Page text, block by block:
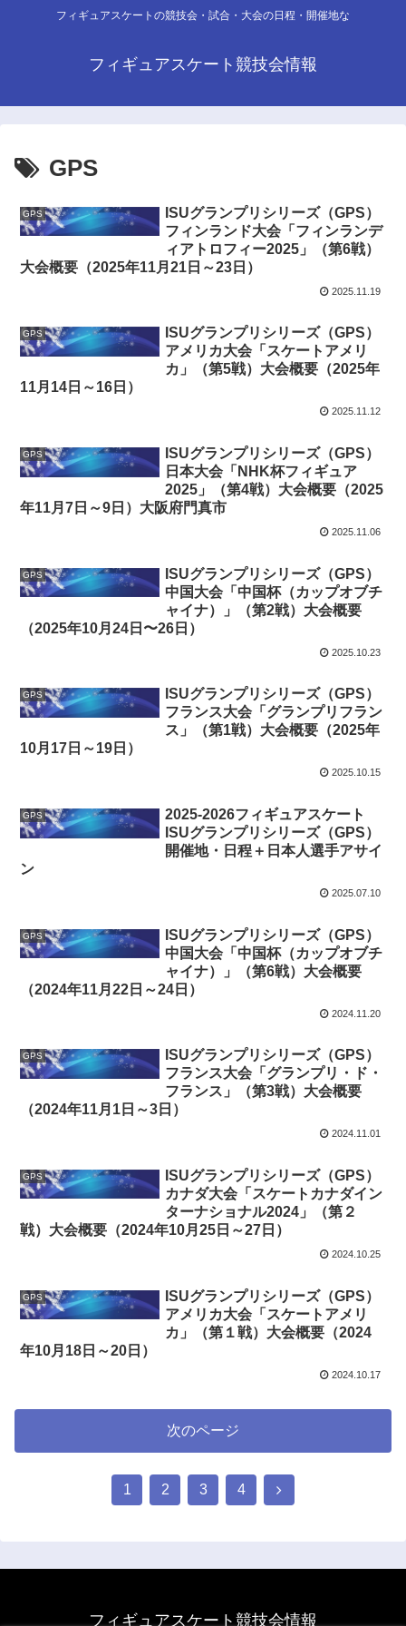
フィギュアスケートの競技会・試合・大会の日程・開催地な
フィギュアスケート競技会情報
GPS
GPS
ISUグランプリシリーズ（GPS）
フィンランド大会「フィンランデ
ィアトロフィー2025」（第6戦）
大会概要（2025年11月21日～23日）
2025.11.19
GPS
ISUグランプリシリーズ（GPS）
アメリカ大会「スケートアメリ
カ」（第5戦）大会概要（2025年
11月14日～16日）
2025.11.12
GPS
ISUグランプリシリーズ（GPS）
日本大会「NHK杯フィギュア
2025」（第4戦）大会概要（2025
年11月7日～9日）大阪府門真市
2025.11.06
GPS
ISUグランプリシリーズ（GPS）
中国大会「中国杯（カップオブチ
ャイナ）」（第2戦）大会概要
（2025年10月24日〜26日）
2025.10.23
GPS
ISUグランプリシリーズ（GPS）
フランス大会「グランプリフラン
ス」（第1戦）大会概要（2025年
10月17日～19日）
2025.10.15
GPS
2025-2026フィギュアスケート
ISUグランプリシリーズ（GPS）
開催地・日程＋日本人選手アサイ
ン
2025.07.10
GPS
ISUグランプリシリーズ（GPS）
中国大会「中国杯（カップオブチ
ャイナ）」（第6戦）大会概要
（2024年11月22日～24日）
2024.11.20
GPS
ISUグランプリシリーズ（GPS）
フランス大会「グランプリ・ド・
フランス」（第3戦）大会概要
（2024年11月1日～3日）
2024.11.01
GPS
ISUグランプリシリーズ（GPS）
カナダ大会「スケートカナダイン
ターナショナル2024」（第２
戦）大会概要（2024年10月25日～27日）
2024.10.25
GPS
ISUグランプリシリーズ（GPS）
アメリカ大会「スケートアメリ
カ」（第１戦）大会概要（2024
年10月18日～20日）
2024.10.17
次のページ
1 2 3 4
フィギュアスケート競技会情報